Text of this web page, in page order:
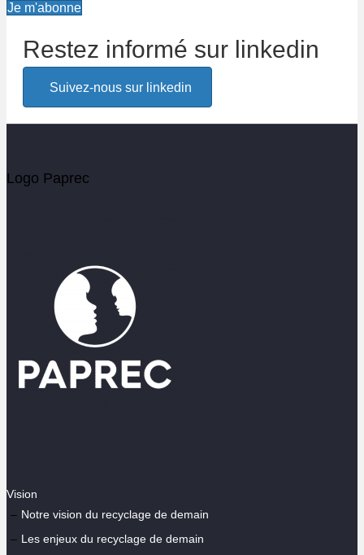
Je m'abonne
Alerte email
Votre email
Restez informé sur linkedin
Suivez-nous sur linkedin
Logo Paprec
Vision
Notre vision du recyclage de demain
Les enjeux du recyclage de demain